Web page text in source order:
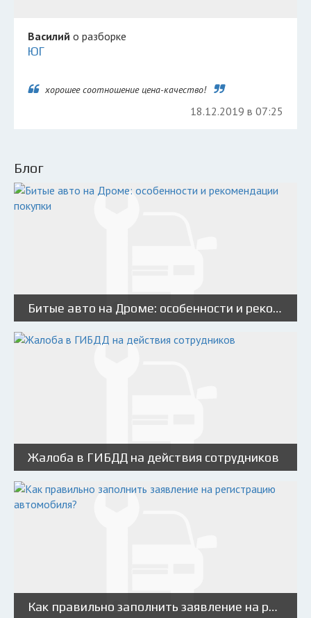
Василий о разборке
ЮГ
хорошее соотношение цена-качество!
18.12.2019 в 07:25
Блог
Битые авто на Дроме: особенности и рекомендации покупки
Жалоба в ГИБДД на действия сотрудников
Как правильно заполнить заявление на регистрацию автомобиля?